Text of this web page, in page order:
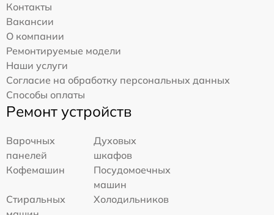
Контакты
Вакансии
О компании
Ремонтируемые модели
Наши услуги
Согласие на обработку персональных данных
Способы оплаты
Ремонт устройств
Варочных
панелей
Духовых
шкафов
Кофемашин
Посудомоечных
машин
Стиральных
Холодильников